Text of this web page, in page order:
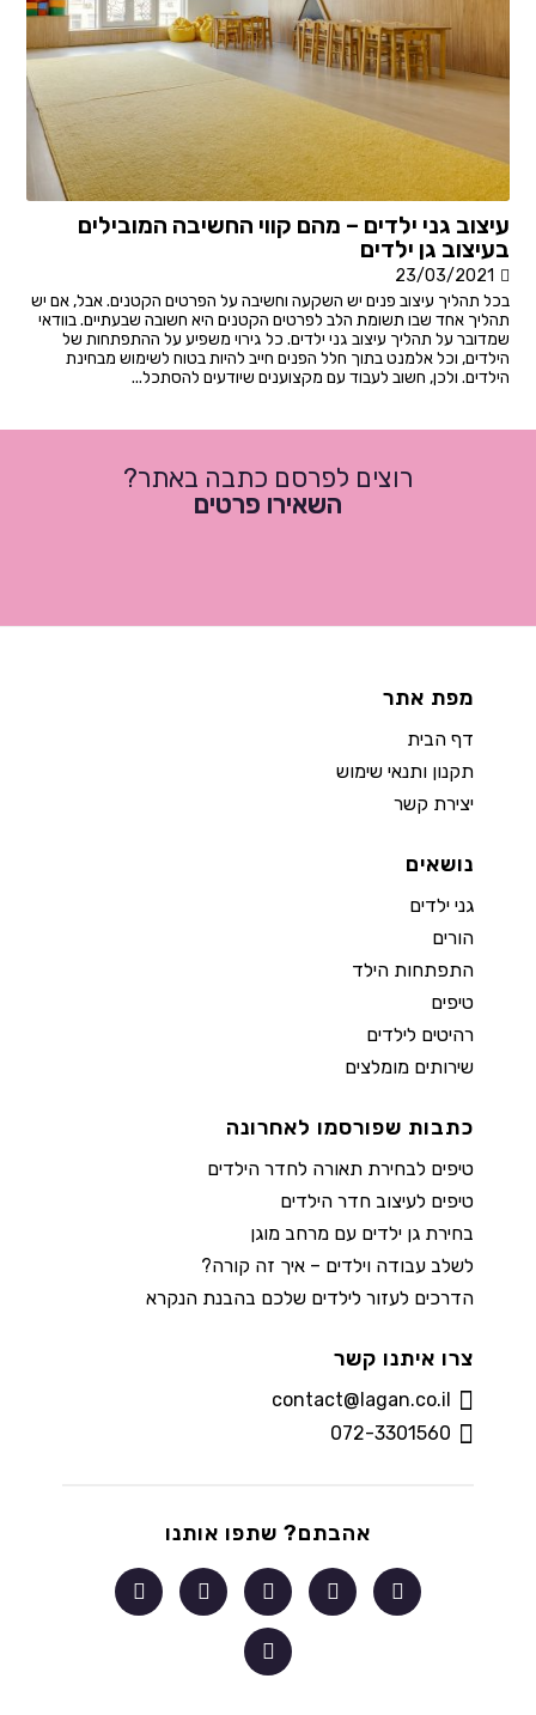
עיצוב גני ילדים – מהם קווי החשיבה המובילים
בעיצוב גן ילדים
23/03/2021
בכל תהליך עיצוב פנים יש השקעה וחשיבה על הפרטים הקטנים. אבל, אם יש
תהליך אחד שבו תשומת הלב לפרטים הקטנים היא חשובה שבעתיים. בוודאי
שמדובר על תהליך עיצוב גני ילדים. כל גירוי משפיע על ההתפתחות של
הילדים, וכל אלמנט בתוך חלל הפנים חייב להיות בטוח לשימוש מבחינת
הילדים. ולכן, חשוב לעבוד עם מקצוענים שיודעים להסתכל...
רוצים לפרסם כתבה באתר?
השאירו פרטים
מפת אתר
דף הבית
תקנון ותנאי שימוש
יצירת קשר
נושאים
גני ילדים
הורים
התפתחות הילד
טיפים
רהיטים לילדים
שירותים מומלצים
כתבות שפורסמו לאחרונה
טיפים לבחירת תאורה לחדר הילדים
טיפים לעיצוב חדר הילדים
בחירת גן ילדים עם מרחב מוגן
לשלב עבודה וילדים – איך זה קורה?
הדרכים לעזור לילדים שלכם בהבנת הנקרא
צרו איתנו קשר
contact@lagan.co.il
072-3301560
אהבתם? שתפו אותנו